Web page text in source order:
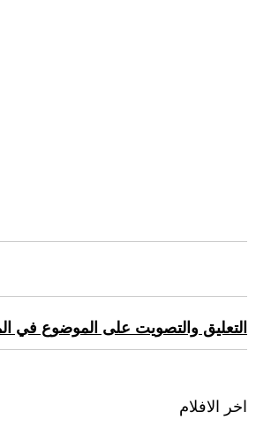
التعليق والتصويت على الموضوع في
اخر الافلام